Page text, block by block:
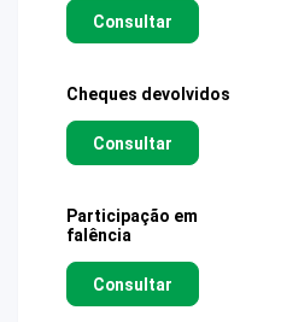
Consultar
Cheques devolvidos
Consultar
Participação em
falência
Consultar